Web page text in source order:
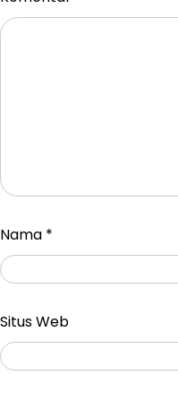
Nama *
Situs Web